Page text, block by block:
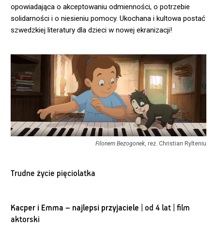
opowiadająca o akceptowaniu odmienności, o potrzebie
solidarności i o niesieniu pomocy. Ukochana i kultowa postać
szwedzkiej literatury dla dzieci w nowej ekranizacji!
Filonem Bezogonek, reż. Christian Rylteniu
Trudne życie pięciolatka
Kacper i Emma – najlepsi przyjaciele | od 4 lat | film
aktorski